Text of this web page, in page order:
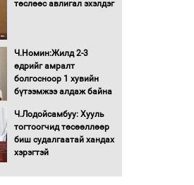
Хөшөө бүтсэн түүхийг
Хөвсгөл нуурын лусыг
тахих төрийн тахилгын
ёслол боллоо
“Хар жагсаалт”-ын
асуудлыг цэгцлэх
чиглэлээр
Монголбанкны
хугацаатай үүрэг өглөө
төслөөс авлигал эхэлдэг
Ч.Номин:Жилд 2-3
өдрийг амралт
болгосноор 1 хувийн
бүтээмжээ алдаж байна
Ч.Лодойсамбуу: Хууль
тогтоогчид төсөөллөөр
биш судалгаатай хандах
хэрэгтэй